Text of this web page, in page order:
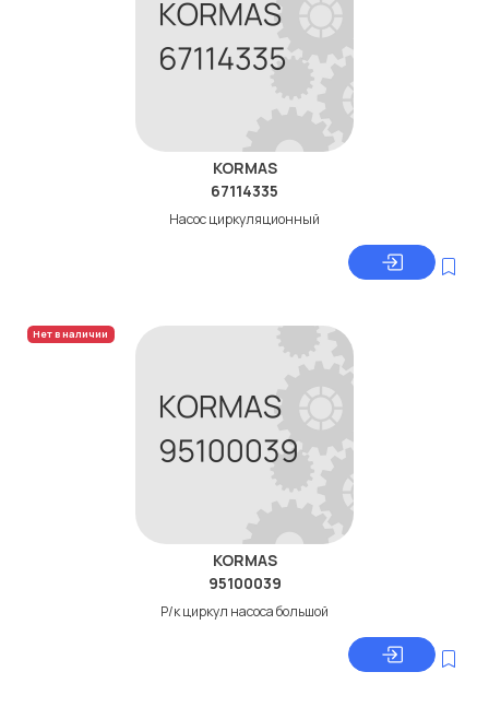
KORMAS
67114335
Насос циркуляционный
Нет в наличии
KORMAS
95100039
Р/к циркул насоса большой